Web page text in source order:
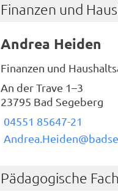
Finanzen und
Andrea Heiden
Finanzen und
An der Trave 1–3
23795 Bad Segeberg
04551 85647-21
Pädagogische